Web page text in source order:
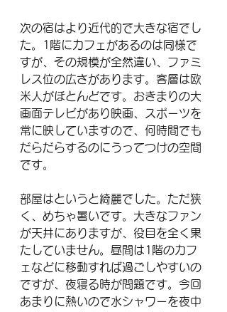
次の宿はより近代的で大きな宿でし
た。1階にカフェがあるのは同様で
すが、その規模が全然違い、ファミ
レス位の広さがあります。客層は欧
米人がほとんどです。おきまりの大
画面テレビがあり映画、スポーツを
常に映していますので、何時間でも
だらだらするのにうってつけの空間
です。
部屋はというと綺麗でした。ただ狭
く、めちゃ暑いです。大きなファン
が天井にありますが、役目を全く果
たしていません。昼間は1階のカフ
ェなどに移動すれば過ごしやすいの
ですが、夜寝る時が問題です。今回
あまりに熱いので水シャワーを夜中